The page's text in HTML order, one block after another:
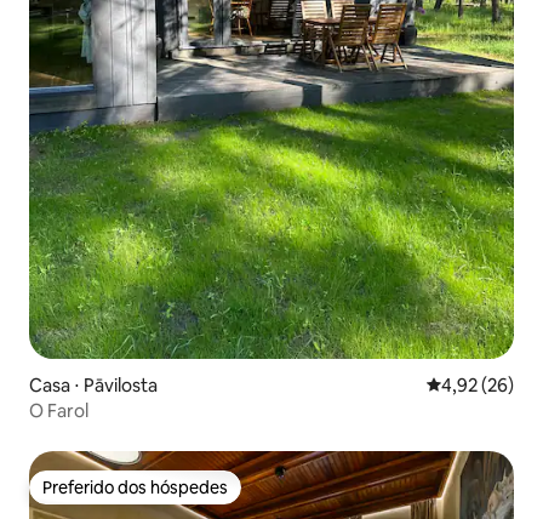
Casa ⋅ Pāvilosta 4,92 de uma
4,92 (26)
O Farol
Preferido dos hóspedes
Preferido dos hóspedes